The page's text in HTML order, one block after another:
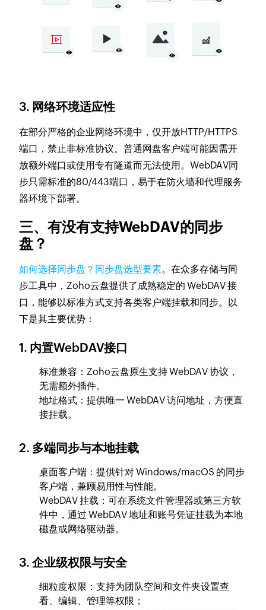
3. 网络环境适应性
在部分严格的企业网络环境中，仅开放HTTP/HTTPS
端口，禁止非标准协议。普通网盘客户端可能因需开
放额外端口或使用专有隧道而无法使用。WebDAV同
步只需标准的80/443端口，易于在防火墙和代理服务
器环境下部署。
三、有没有支持WebDAV的同步
盘？
如何选择同步盘？同步盘选型要素。在众多存储与同
步工具中，Zoho云盘提供了成熟稳定的 WebDAV 接
口，能够以标准方式支持各类客户端挂载和同步。以
下是其主要优势：
1. 内置WebDAV接口
标准兼容：Zoho云盘原生支持 WebDAV 协议，
无需额外插件。
地址格式：提供唯一 WebDAV 访问地址，方便直
接挂载。
2. 多端同步与本地挂载
桌面客户端：提供针对 Windows/macOS 的同步
客户端，兼顾易用性与性能。
WebDAV 挂载：可在系统文件管理器或第三方软
件中，通过 WebDAV 地址和账号凭证挂载为本地
磁盘或网络驱动器。
3. 企业级权限与安全
细粒度权限：支持为团队空间和文件夹设置查
看、编辑、管理等权限；